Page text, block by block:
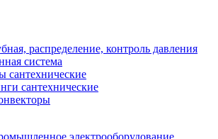
распределение, контроль давления
система
сантехнические
сантехнические
электрооборудование